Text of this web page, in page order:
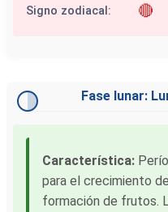
Signo zodiacal: 🔴
Fase lunar:
Característica:
para el crecimiento
formación de frutos.